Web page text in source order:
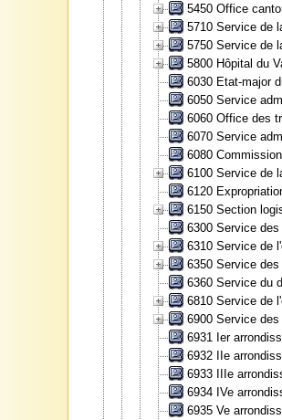
5450 Office
5710 Service de
5750 Service de
5800 Hôpital du
6030 Etat-major
6050 Service
6060 Office des
6070 Service
6080
6100 Service de
6120
6150 Section
6300 Service
6310 Service de
6350 Service
6360 Service du
6810 Service de
6900 Service
6931 Ier
6932 IIe
6933 IIIe
6934 IVe
6935 Ve